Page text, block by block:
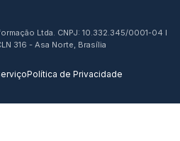
Ltda. CNPJ: 10.332.345/0001-04 I
316 - Asa Norte, Brasília
Política de Privacidade